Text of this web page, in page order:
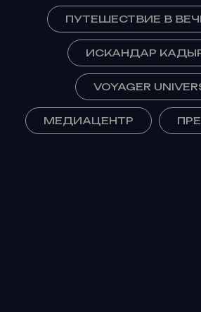
ПУТЕШЕСТВИЕ В
ИСКАНДАР
VOYAGER
МЕДИАЦЕНТР